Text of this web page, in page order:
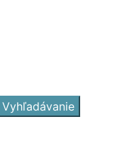
Vyhľadávanie